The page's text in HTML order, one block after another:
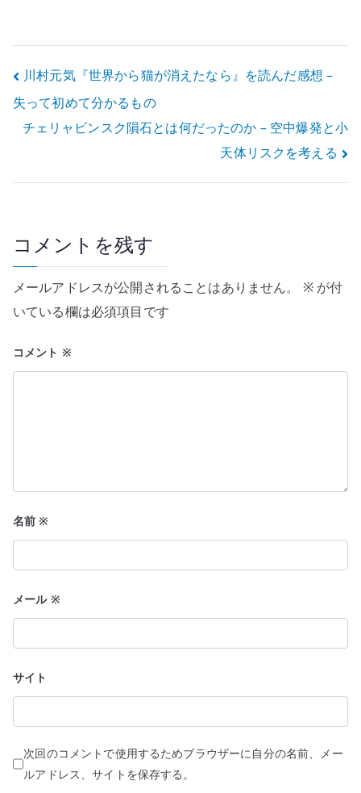
投
稿
ナ
ビ
ー
シ
ョ
ン
川村元気『世界から猫が消えたなら』を読んだ感想 –
失って初めて分かるもの
チェリャビンスク隕石とは何だったのか – 空中爆発と小
天体リスクを考える
コメントを残す
メールアドレスが公開されることはありません。 ※が付
いている欄は必須項目です
コメント ※
名前※
メール ※
サイト
次回のコメントで使用するためブラウザーに自分の名前、メー
ルアドレス、サイトを保存する。